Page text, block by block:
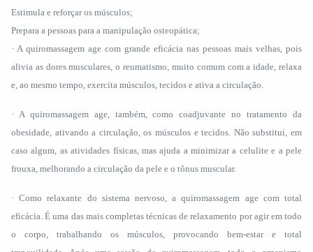
Estimula e reforçar os músculos;
Prepara a pessoas para a manipulação osteopática;
· A quiromassagem age com grande eficácia nas pessoas mais velhas, pois
alivia as dores musculares, o reumatismo, muito comum com a idade, relaxa
e, ao mesmo tempo, exercita músculos, tecidos e ativa a circulação.
· A quiromassagem age, também, como coadjuvante no tratamento da
obesidade, ativando a circulação, os músculos e tecidos. Não substitui, em
caso algum, as atividades físicas, mas ajuda a minimizar a celulite e a pele
frouxa, melhorando a circulação da pele e o tônus muscular.
· Como relaxante do sistema nervoso, a quiromassagem age com total
eficácia. É uma das mais completas técnicas de relaxamento por agir em todo
o corpo, trabalhando os músculos, provocando bem-estar e total